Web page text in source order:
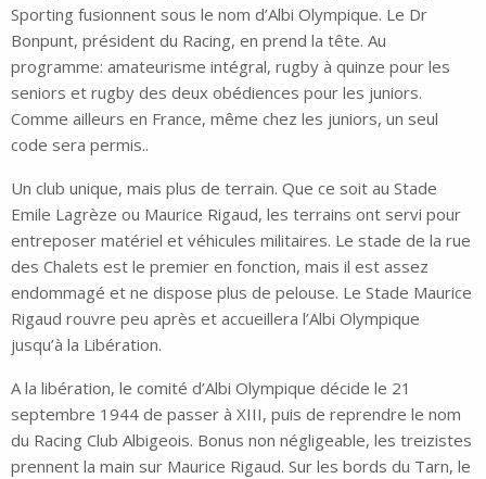
Sporting fusionnent sous le nom d’Albi Olympique. Le Dr
Bonpunt, président du Racing, en prend la tête. Au
programme: amateurisme intégral, rugby à quinze pour les
seniors et rugby des deux obédiences pour les juniors.
Comme ailleurs en France, même chez les juniors, un seul
code sera permis..
Un club unique, mais plus de terrain. Que ce soit au Stade
Emile Lagrèze ou Maurice Rigaud, les terrains ont servi pour
entreposer matériel et véhicules militaires. Le stade de la rue
des Chalets est le premier en fonction, mais il est assez
endommagé et ne dispose plus de pelouse. Le Stade Maurice
Rigaud rouvre peu après et accueillera l’Albi Olympique
jusqu’à la Libération.
A la libération, le comité d’Albi Olympique décide le 21
septembre 1944 de passer à XIII, puis de reprendre le nom
du Racing Club Albigeois. Bonus non négligeable, les treizistes
prennent la main sur Maurice Rigaud. Sur les bords du Tarn, le